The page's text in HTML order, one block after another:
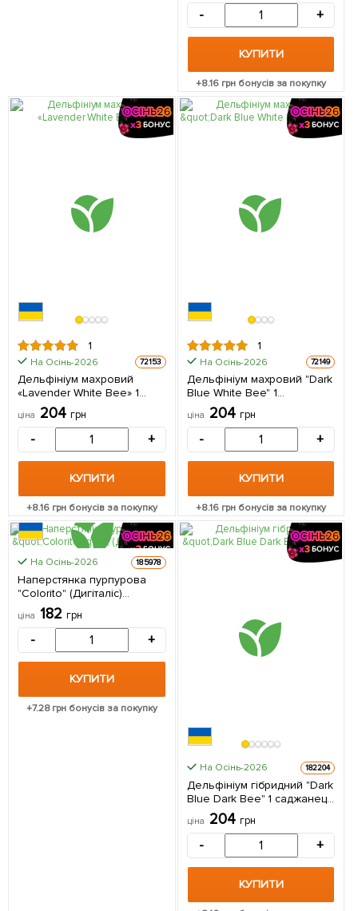
- +
КУПИТИ
+8.16грн бонусів за покупку
1
На Осінь-2026 72153
Дельфініум махровий
«Lavender White Bee» 1
саджанець в упаковці
ціна 204 грн
- +
КУПИТИ
+8.16 грн бонусів за покупку
1
На Осінь-2026 72149
Дельфініум махровий "Dark
Blue White Bee" 1
саджанець в упаковці
ціна 204 грн
- +
КУПИТИ
+8.16грн бонусів за покупку
На Осінь-2026 185978
Наперстянка пурпурова
"Colorito" (Дигіталіс)
(Кореневище) 1 саджанець
в упаковці
ціна 182 грн
- +
КУПИТИ
+7.28грн бонусів за покупку
На Осінь-2026 182204
Дельфініум гібридний "Dark
Blue Dark Bee" 1 саджанець
в упаковці
ціна 204 грн
- +
КУПИТИ